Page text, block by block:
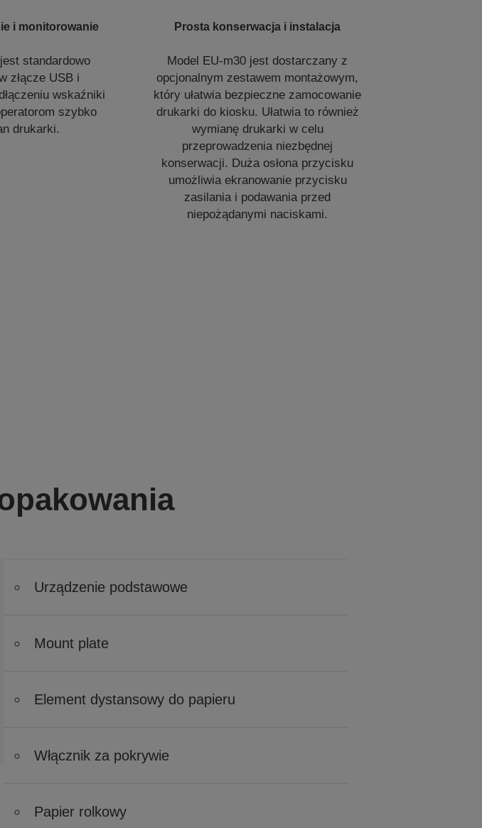
i monitorowanie
standardowo
złącze USB i
wskaźniki
szybko
drukarki.
Prosta konserwacja i instalacja
Model EU-m30 jest dostarczany z
opcjonalnym zestawem montażowym,
który ułatwia bezpieczne zamocowanie
drukarki do kiosku. Ułatwia to również
wymianę drukarki w celu
przeprowadzenia niezbędnej
konserwacji. Duża osłona przycisku
umożliwia ekranowanie przycisku
zasilania i podawania przed
niepożądanymi naciskami.
Urządzenie podstawowe
Mount plate
Element dystansowy do papieru
Włącznik za pokrywie
Papier rolkowy